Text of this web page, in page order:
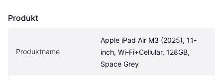
Produkt
Produktname
Apple iPad Air M3 (2025), 11-
inch, Wi-Fi+Cellular, 128GB,
Space Grey